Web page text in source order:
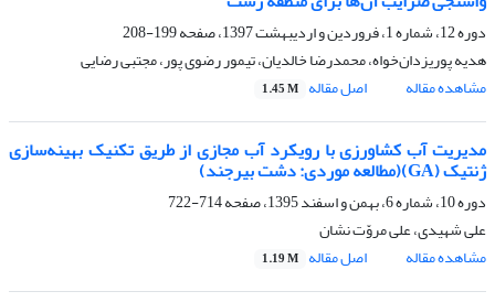
دوره 12، شماره 1، فروردین و اردیبهشت 1397، صفحه
199-208
هدیه پوریزدان‌خواه، محمدرضا خالدیان، تیمور رضوی پور، مجتبی رضایی
مشاهده مقاله
اصل مقاله 1.45 M
مدیریت آب کشاورزی با رویکرد آب مجازی از طریق تکنیک بهینه‌سازی
ژنتیک (GA)(مطالعه موردی: دشت بیرجند)
دوره 10، شماره 6، بهمن و اسفند 1395، صفحه
714-722
علی شهیدی، علی مروّت نشان
مشاهده مقاله
اصل مقاله 1.19 M